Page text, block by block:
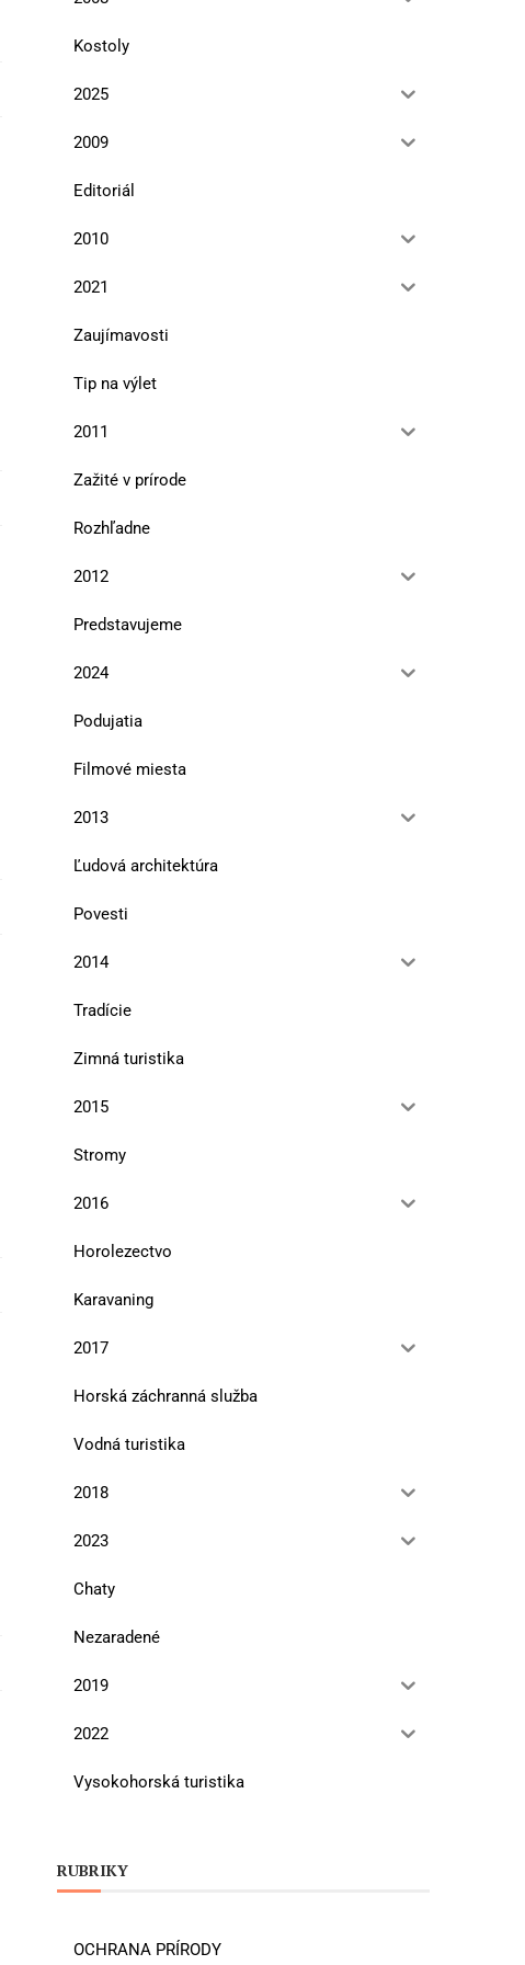
Kostoly
2025
2009
Editoriál
2010
2021
Zaujímavosti
Tip na výlet
2011
Zažité v prírode
Rozhľadne
2012
Predstavujeme
2024
Podujatia
Filmové miesta
2013
Ľudová architektúra
Povesti
2014
Tradície
Zimná turistika
2015
Stromy
2016
Horolezectvo
Karavaning
2017
Horská záchranná služba
Vodná turistika
2018
2023
Chaty
Nezaradené
2019
2022
Vysokohorská turistika
RUBRIKY
OCHRANA PRÍRODY